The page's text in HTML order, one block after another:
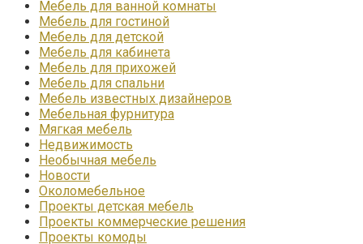
Мебель для ванной комнаты
Мебель для гостиной
Мебель для детской
Мебель для кабинета
Мебель для прихожей
Мебель для спальни
Мебель известных дизайнеров
Мебельная фурнитура
Мягкая мебель
Недвижимость
Необычная мебель
Новости
Околомебельное
Проекты детская мебель
Проекты коммерческие решения
Проекты комоды